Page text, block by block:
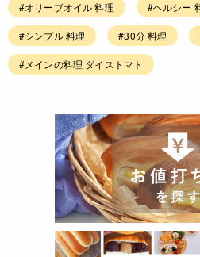
#オリーブオイル 料理 #ヘルシー
#シンプル 料理 #30分 料理
#メインの料理 ダイストマト